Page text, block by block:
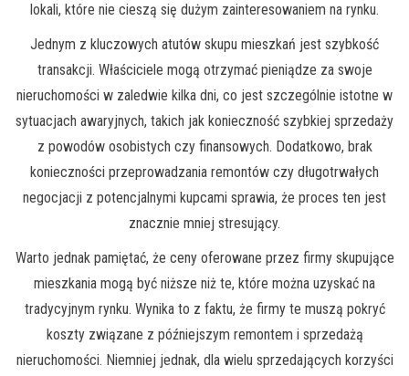
lokali, które nie cieszą się dużym zainteresowaniem na rynku.
Jednym z kluczowych atutów skupu mieszkań jest szybkość
transakcji. Właściciele mogą otrzymać pieniądze za swoje
nieruchomości w zaledwie kilka dni, co jest szczególnie istotne w
sytuacjach awaryjnych, takich jak konieczność szybkiej sprzedaży
z powodów osobistych czy finansowych. Dodatkowo, brak
konieczności przeprowadzania remontów czy długotrwałych
negocjacji z potencjalnymi kupcami sprawia, że proces ten jest
znacznie mniej stresujący.
Warto jednak pamiętać, że ceny oferowane przez firmy skupujące
mieszkania mogą być niższe niż te, które można uzyskać na
tradycyjnym rynku. Wynika to z faktu, że firmy te muszą pokryć
koszty związane z późniejszym remontem i sprzedażą
nieruchomości. Niemniej jednak, dla wielu sprzedających korzyści